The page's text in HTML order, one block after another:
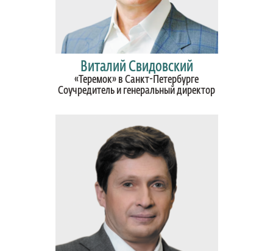
Виталий Свидовский
«Теремок» в Санкт-Петербурге
Соучредитель и генеральный директор